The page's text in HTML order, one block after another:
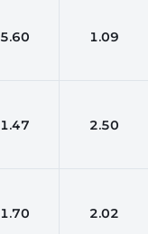
5.60 1.09
1.47 2.50
1.70 2.02